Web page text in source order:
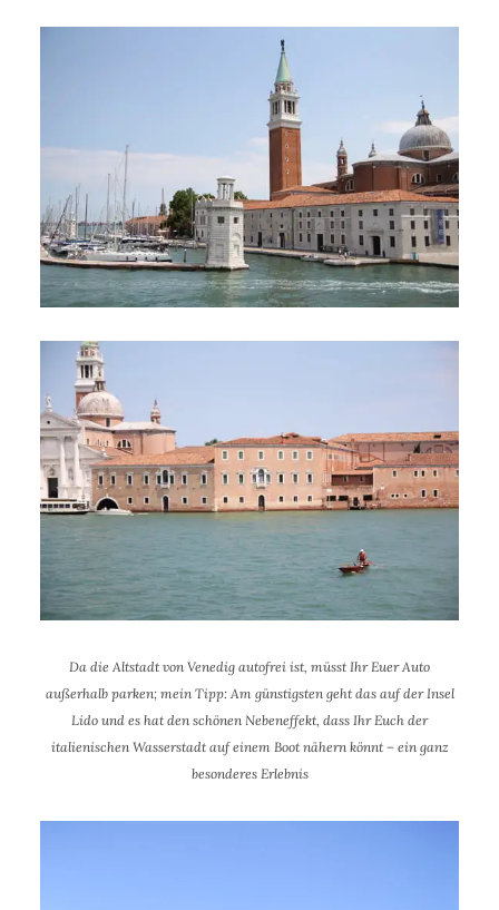
Da die Altstadt von Venedig autofrei ist, müsst Ihr Euer Auto
außerhalb parken; mein Tipp: Am günstigsten geht das auf der Insel
Lido und es hat den schönen Nebeneffekt, dass Ihr Euch der
italienischen Wasserstadt auf einem Boot nähern könnt – ein ganz
besonderes Erlebnis